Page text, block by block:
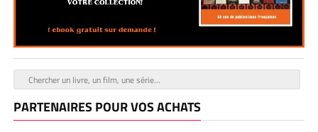
PARTENAIRES POUR VOS ACHATS